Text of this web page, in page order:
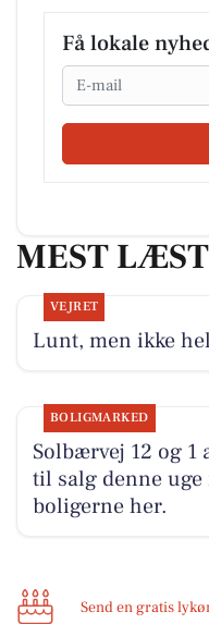
Få lokale
Email
MEST
VEJRET
Lunt, men ikke
BOLIGMARKED
Solbærvej 12 og 1
til salg denne
boligerne her.
Send en gratis